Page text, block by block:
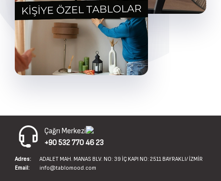
Çağrı Merkezi
+90 532 770 46 23
Adres:
ADALET MAH. MANAS BLV. NO: 39 İÇ KAPI NO: 2511 BAYRAKLI/ İZMİR
Email:
info@tablomood.com